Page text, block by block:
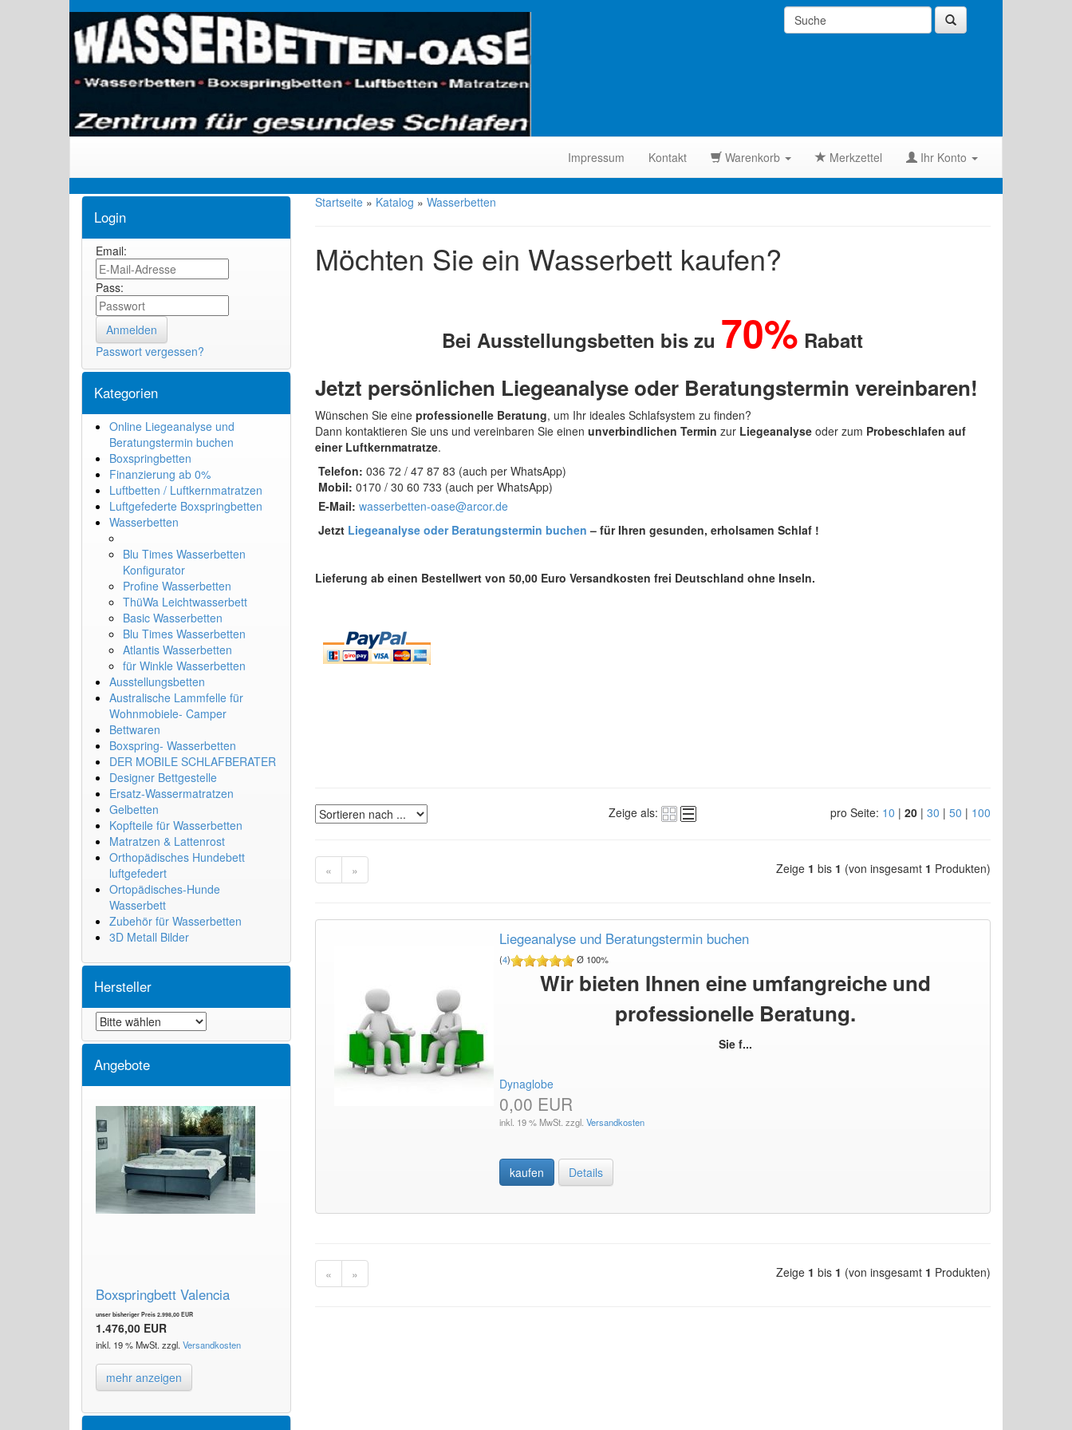
Impressum Kontakt Warenkorb Merkzettel Ihr Konto
Login
Email:
Pass:
Passwort vergessen?
Kategorien
Online Liegeanalyse und
Beratungstermin buchen
Boxspringbetten
Finanzierung ab 0%
Luftbetten / Luftkernmatratzen
Luftgefederte Boxspringbetten
Wasserbetten
Blu Times Wasserbetten
Konfigurator
Profine Wasserbetten
ThüWa Leichtwasserbett
Basic Wasserbetten
Blu Times Wasserbetten
Atlantis Wasserbetten
für Winkle Wasserbetten
Ausstellungsbetten
Australische Lammfelle für
Wohnmobiele- Camper
Bettwaren
Boxspring- Wasserbetten
DER MOBILE SCHLAFBERATER
Designer Bettgestelle
Ersatz-Wassermatratzen
Gelbetten
Kopfteile für Wasserbetten
Matratzen & Lattenrost
Orthopädisches Hundebett
luftgefedert
Ortopädisches-Hunde
Wasserbett
Zubehör für Wasserbetten
3D Metall Bilder
Hersteller
Angebote
Boxspringbett Valencia
unser bisheriger Preis 2.998,00 EUR
1.476,00 EUR
inkl. 19 % MwSt. zzgl. Versandkosten
mehr anzeigen
Startseite» Katalog » Wasserbetten
Möchten Sie ein Wasserbett kaufen?
Bei Ausstellungsbetten bis zu 70% Rabatt
Jetzt persönlichen Liegeanalyse oder Beratungstermin vereinbaren!
Wünschen Sie eine professionelle Beratung, um Ihr ideales Schlafsystem zu finden?
Dann kontaktieren Sie uns und vereinbaren Sie einen unverbindlichen Termin zur Liegeanalyseoder zum Probeschlafen auf
einer Luftkernmatratze.
Telefon: 036 72 / 47 87 83 (auch per WhatsApp)
Mobil: 0170 / 30 60 733 (auch per WhatsApp)
E-Mail: wasserbetten-oase@arcor.de
Jetzt Liegeanalyse oder Beratungstermin buchen – für Ihren gesunden, erholsamen Schlaf !
Lieferung ab einen Bestellwert von 50,00 Euro Versandkosten frei Deutschland ohne Inseln.
Zeige als: pro Seite: 10 | 20| 30 | 50 | 100
« » Zeige 1 bis 1 (von insgesamt 1 Produkten)
Liegeanalyse und Beratungstermin buchen
(4) Ø 100%
Wir bieten Ihnen eine umfangreiche und
professionelle Beratung.
Sie f...
Dynaglobe
0,00 EUR
inkl. 19 % MwSt. zzgl. Versandkosten
kaufen Details
« » Zeige 1 bis 1 (von insgesamt 1 Produkten)